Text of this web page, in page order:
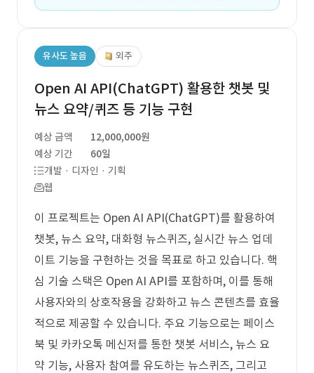
유사도 높음 외주
Open AI API(ChatGPT) 활용한 챗봇 및
뉴스 요약/퀴즈 등 기능 구현
예상 금액
12,000,000원
예상 기간
60일
개발 · 디자인 · 기획
웹
이 프로젝트는 Open AI API(ChatGPT)를 활용하여
챗봇, 뉴스 요약, 대화형 뉴스퀴즈, 실시간 뉴스 업데
이트 기능을 구현하는 것을 목표로 하고 있습니다. 핵
심 기술 스택은 Open AI API를 포함하며, 이를 통해
사용자와의 상호작용을 강화하고 뉴스 콘텐츠를 효율
적으로 제공할 수 있습니다. 주요 기능으로는 페이스
북 및 카카오톡 메신저를 통한 챗봇 서비스, 뉴스 요
약 기능, 사용자 참여를 유도하는 뉴스퀴즈, 그리고